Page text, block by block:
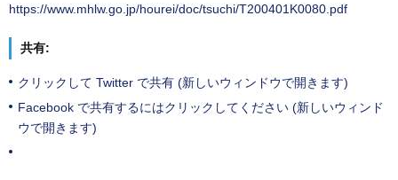
https://www.mhlw.go.jp/hourei/doc/tsuchi/T200401K0080.pdf
共有:
クリックして Twitter で共有 (新しいウィンドウで開きます)
Facebook で共有するにはクリックしてください (新しいウィンド
ウで開きます)